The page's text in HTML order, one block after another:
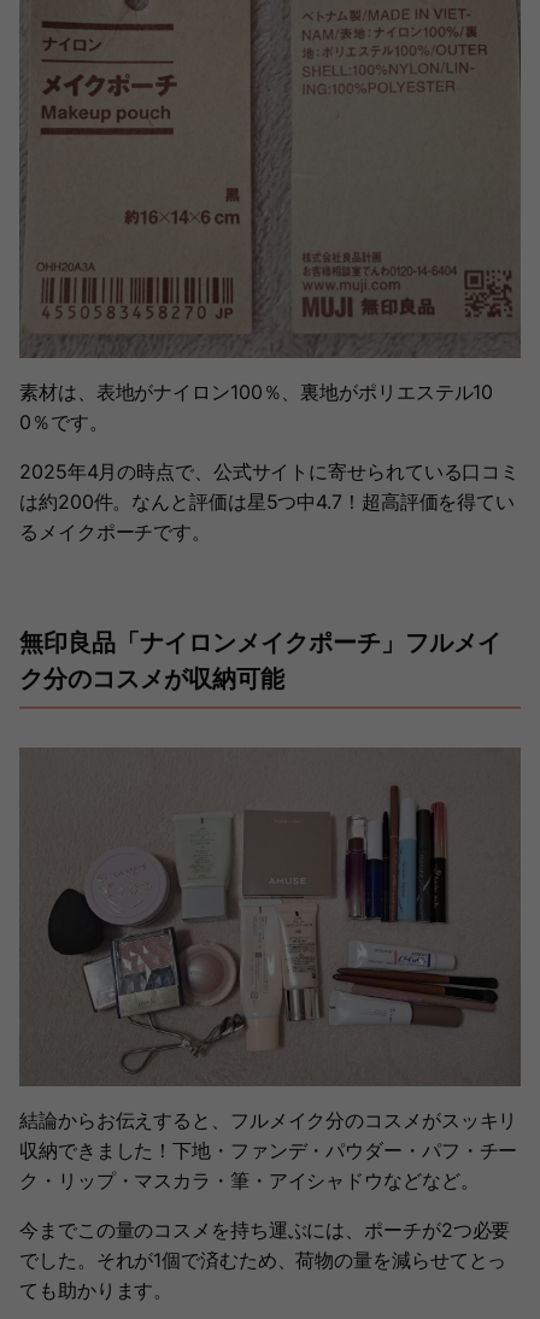
素材は、表地がナイロン100％、裏地がポリエステル10
0％です。
2025年4月の時点で、公式サイトに寄せられている口コミ
は約200件。なんと評価は星5つ中4.7！超高評価を得てい
るメイクポーチです。
無印良品「ナイロンメイクポーチ」フルメイ
ク分のコスメが収納可能
結論からお伝えすると、フルメイク分のコスメがスッキリ
収納できました！下地・ファンデ・パウダー・パフ・チー
ク・リップ・マスカラ・筆・アイシャドウなどなど。
今までこの量のコスメを持ち運ぶには、ポーチが2つ必要
でした。それが1個で済むため、荷物の量を減らせてとっ
ても助かります。